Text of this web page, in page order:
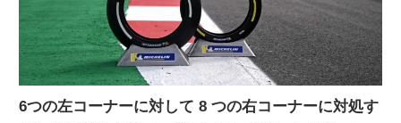
6つの左コーナーに対して 8 つの右コーナーに対処す